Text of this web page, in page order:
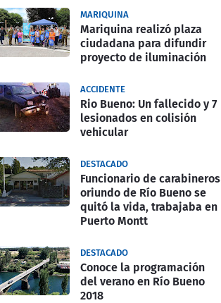
MARIQUINA
Mariquina realizó plaza
ciudadana para difundir
proyecto de iluminación
ACCIDENTE
Rio Bueno: Un fallecido y 7
lesionados en colisión
vehicular
DESTACADO
Funcionario de carabineros
oriundo de Río Bueno se
quitó la vida, trabajaba en
Puerto Montt
DESTACADO
Conoce la programación
del verano en Río Bueno
2018